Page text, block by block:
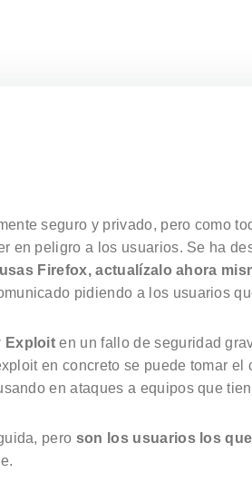
seguro y privado, pero como
en peligro a los usuarios. Se ha
Firefox, actualízalo ahora
pidiendo a los usuarios
Exploit en un fallo de seguridad
en concreto se puede tomar
en ataques a equipos que
pero son los usuarios los